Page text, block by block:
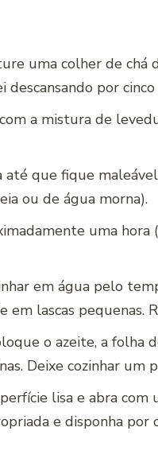
uma colher de chá
descansando por
a mistura de
até que fique
ou de água morna).
uma hora
em água pelo
em lascas pequenas.
o azeite, a folha
Deixe cozinhar um
lisa e abra com
e disponha por